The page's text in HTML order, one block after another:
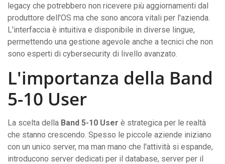
legacy che potrebbero non ricevere più aggiornamenti dal
produttore dell'OS ma che sono ancora vitali per l'azienda.
L'interfaccia è intuitiva e disponibile in diverse lingue,
permettendo una gestione agevole anche a tecnici che non
sono esperti di cybersecurity di livello avanzato.
L'importanza della Band
5-10 User
La scelta della Band 5-10 User è strategica per le realtà
che stanno crescendo. Spesso le piccole aziende iniziano
con un unico server, ma man mano che l'attività si espande,
introducono server dedicati per il database, server per il